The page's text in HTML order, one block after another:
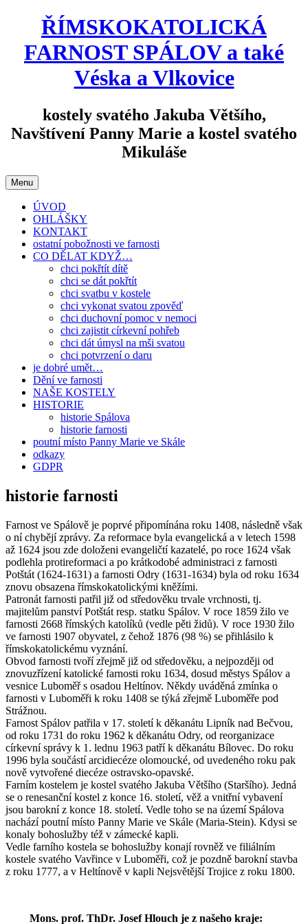
obsahu
webu
ŘÍMSKOKATOLICKÁ
FARNOST SPÁLOV a také
Véska a Vlkovice
kostely svatého Jakuba Většího,
Navštívení Panny Marie a kostel svatého
Mikuláše
Menu
ÚVOD
OHLÁŠKY
KONTAKT
ostatní pobožnosti ve farnosti
CO DĚLAT KDYŽ…
chci pokřtít dítě
chci se dát pokřtít
chci svatbu v kostele
chci vykonat svatou zpověď
chci duchovní pomoc v nemoci
chci zajistit církevní pohřeb
chci dát úmysl na mši svatou
chci potvrzení o daru
je dobré umět…
Dění ve farnosti
NAŠE KOSTELY
HISTORIE
historie Spálova
historie farnosti
poutní místo Panny Marie ve Skále
odkazy
GDPR
historie farnosti
Farnost ve Spálově je poprvé připomínána roku 1408, následně však
o ní chybějí zprávy. Za reformace byla evangelická a v letech 1598
až 1624 jsou zde doloženi evangeličtí kazatelé, po roce 1624 však
podlehla protireformaci a po krátkodobé administraci z farnosti
Potštát (1624-1631) a farnosti Odry (1631-1634) byla od roku 1634
znovu obsazena římskokatolickými kněžími.
Patronát farnosti patřil již od středověku trvale vrchnosti, tj.
majitelům panství Potštát resp. statku Spálov. V roce 1859 žilo ve
farnosti 2668 římských katolíků (vedle pěti židů). V roce 1930 žilo
ve farnosti 1907 obyvatel, z čehož 1876 (98 %) se přihlásilo k
římskokatolickému vyznání.
Obvod farnosti tvoří zřejmě již od středověku, a nejpozději od
znovuzřízení katolické farnosti roku 1634, dosud městys Spálov a
vesnice Luboměř s osadou Heltínov. Někdy uváděná zmínka o
farnosti v Luboměři k roku 1408 se týká zřejmě Luboměře pod
Strážnou.
Farnost Spálov patřila v 17. století k děkanátu Lipník nad Bečvou,
od roku 1731 do roku 1962 k děkanátu Odry, od reorganizace
církevní správy k 1. lednu 1963 patří k děkanátu Bílovec. Do roku
1996 byla součástí arcidiecéze olomoucké, od uvedeného roku pak
nově vytvořené diecéze ostravsko-opavské.
Farním kostelem je kostel svatého Jakuba Většího (Staršího). Jedná
se o renesanční kostel z konce 16. století, věž a vnitřní vybavení
jsou barokní z konce 18. století. Vedle toho se na území Spálova
nachází poutní místo Panny Marie ve Skále (Maria-Stein). Kdysi se
konaly bohoslužby též v zámecké kapli.
Vedle farního kostela se bohoslužby konají rovněž ve filiálním
kostele svatého Vavřince v Luboměři, což je pozdně barokní stavba
z roku 1777, a v Heltínově v kapli Nejsvětější Trojice z roku 1800.
Mons. prof. ThDr. Josef Hlouch je z našeho kraje: